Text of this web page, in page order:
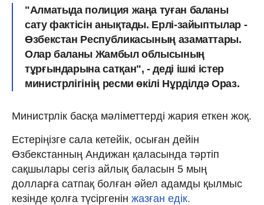
"Алматыда полиция жаңа туған баланы
сату фактісін анықтады. Ерлі-зайыптылар -
Өзбекстан Республикасының азаматтары.
Олар баланы Жамбыл облысының
тұрғындарына сатқан", - деді ішкі істер
министрлігінің ресми өкілі Нұрділдә Ораз.
Министрлік басқа мәліметтерді жария еткен жоқ.
Естеріңізге сала кетейік, осыған дейін
Өзбекстанның Андижан қаласында тәртіп
сақшылары сегіз айлық баласын 5 мың
долларға сатпақ болған әйел адамды қылмыс
кезінде қолға түсіргенін жазған едік.